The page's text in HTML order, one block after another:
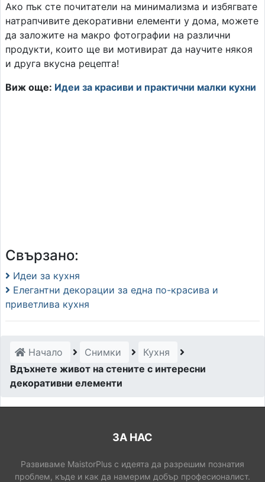
Ако пък сте почитатели на минимализма и избягвате
натрапчивите декоративни елементи у дома, можете
да заложите на макро фотографии на различни
продукти, които ще ви мотивират да научите някоя
и друга вкусна рецепта!
Виж още: Идеи за красиви и практични малки кухни
Свързано:
Идеи за кухня
Елегантни декорации за една по-красива и
приветлива кухня
Начало Снимки
Кухня
Вдъхнете живот на стените с интересни
декоративни елементи
ЗА НАС
Развиваме MaistorPlus с идеята да разрешим познатия
проблем, къде и как да намерим добър професионалист.